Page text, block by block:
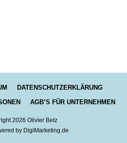
DATENSCHUTZERKLÄRUNG
AGB’S FÜR UNTERNEHMEN
2026 Olivier Betz
by DigiMarketing.de